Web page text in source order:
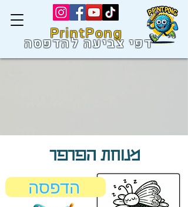
PrintPong
דפי צביעה להדפסה
מנוחת הפרפר
הדפסה